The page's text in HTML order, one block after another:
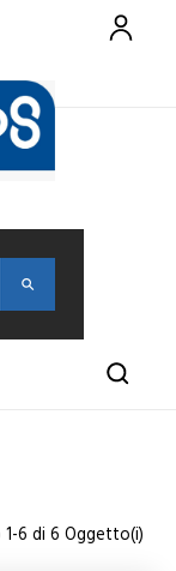
6 di 6 Oggetto(i)